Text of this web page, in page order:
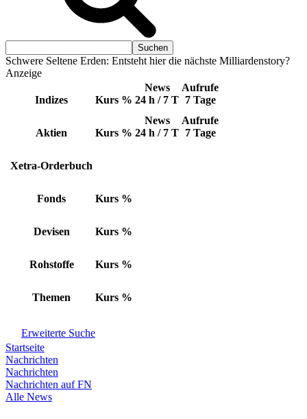
Schwere Seltene Erden: Entsteht hier die nächste Milliardenstory?
Anzeige
Indizes Kurs %
News
24 h / 7 T
Aufrufe
7 Tage
Aktien Kurs %
News
24 h / 7 T
Aufrufe
7 Tage
Xetra-Orderbuch
Fonds Kurs %
Devisen Kurs %
Rohstoffe Kurs %
Themen Kurs %
Erweiterte Suche
Startseite
Nachrichten
Nachrichten
Nachrichten auf FN
Alle News